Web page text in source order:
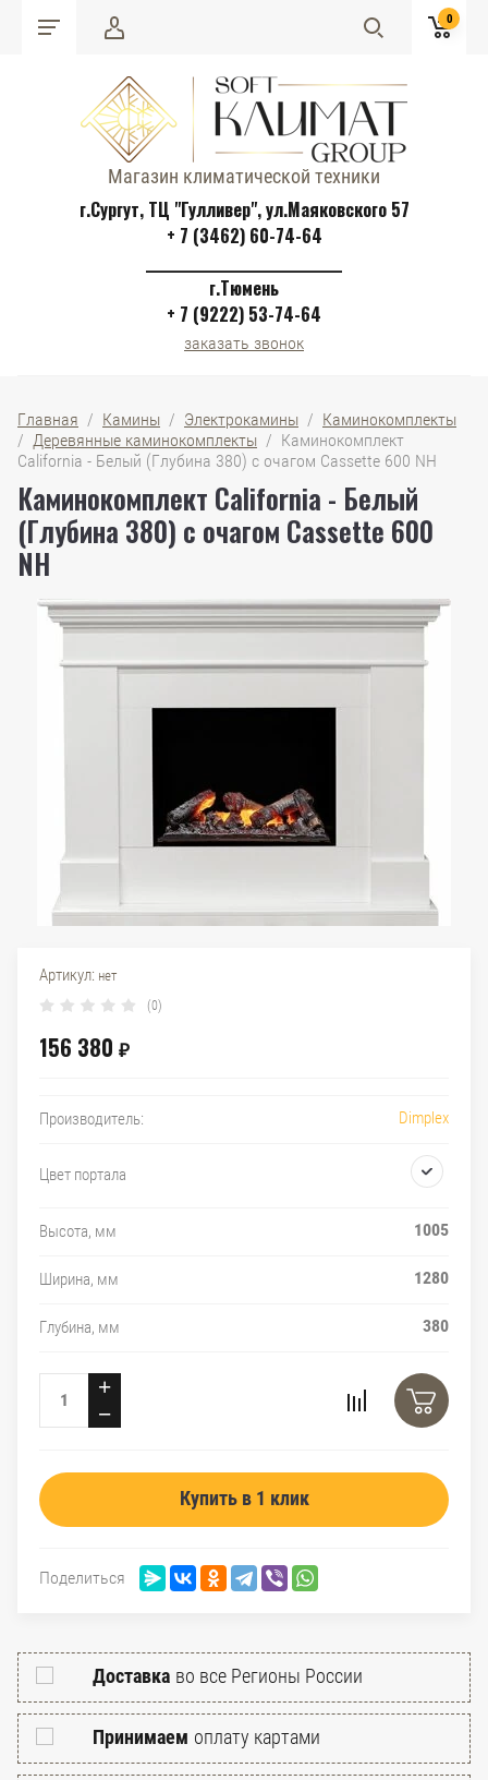
0
Магазин климатической техники
г.Сургут, ТЦ "Гулливер", ул.Маяковского 57
+ 7 (3462) 60-74-64
г.Тюмень
+ 7 (9222) 53-74-64
заказать звонок
Главная
  /
Камины
  /
Электрокамины
  /
Каминокомплекты
/ Деревянные каминокомплекты
  /  Каминокомплект
California - Белый (Глубина 380) с очагом Cassette 600 NH
Каминокомплект California - Белый
(Глубина 380) с очагом Cassette 600
NH
Артикул: нет
(0)
156 380 ₽
Производитель: Dimplex
Цвет портала
Высота, мм 1005
Ширина, мм 1280
Глубина, мм 380
−
+
Купить в 1 клик
Поделиться
Доставка во все Регионы России
Принимаем оплату картами